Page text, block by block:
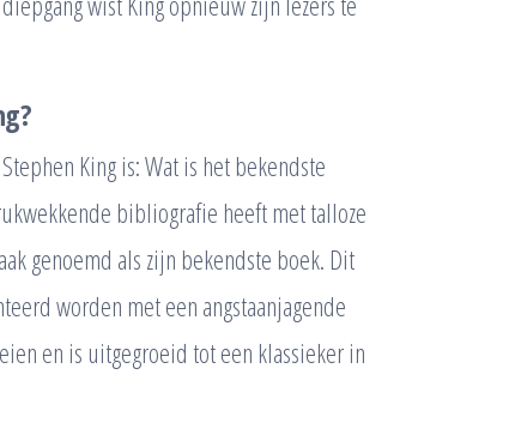
King is: Wat is het bekendste
bibliografie heeft met talloze
genoemd als zijn bekendste boek. Dit
worden met een angstaanjagende
en is uitgegroeid tot een klassieker in